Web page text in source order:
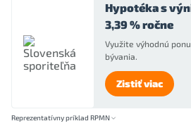
Hypotéka s
3,39 % ročne
Využite výhodnú
bývania.
Zistiť viac
Reprezentatívny príklad RPMN